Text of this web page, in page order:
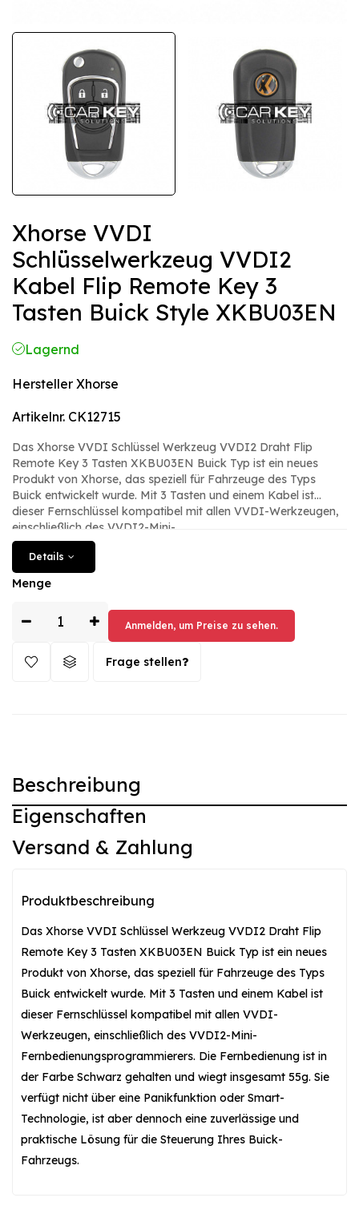
Xhorse VVDI
Schlüsselwerkzeug VVDI2
Kabel Flip Remote Key 3
Tasten Buick Style XKBU03EN
Lagernd
Hersteller Xhorse
Artikelnr. CK12715
Das Xhorse VVDI Schlüssel Werkzeug VVDI2 Draht Flip
Remote Key 3 Tasten XKBU03EN Buick Typ ist ein neues
Produkt von Xhorse, das speziell für Fahrzeuge des Typs
Buick entwickelt wurde. Mit 3 Tasten und einem Kabel ist
dieser Fernschlüssel kompatibel mit allen VVDI-Werkzeugen,
einschließlich des VVDI2-Mini-
Fernbedienungsprogrammierers. Die Fernbedienung ist in der
Farbe Schwarz gehalten und wiegt insgesamt 55g. Sie verfügt
nicht über eine Panikfunktion oder Smart-Technologie, ist aber
dennoch eine zuverlässige und praktische Lösung für die
Steuerung Ihres Buick-Fahrzeugs.
Details
Menge
Anmelden, um Preise zu sehen.
Frage stellen
Beschreibung
Eigenschaften
Versand & Zahlung
Produktbeschreibung
Das Xhorse VVDI Schlüssel Werkzeug VVDI2 Draht Flip
Remote Key 3 Tasten XKBU03EN Buick Typ ist ein neues
Produkt von Xhorse, das speziell für Fahrzeuge des Typs
Buick entwickelt wurde. Mit 3 Tasten und einem Kabel ist
dieser Fernschlüssel kompatibel mit allen VVDI-
Werkzeugen, einschließlich des VVDI2-Mini-
Fernbedienungsprogrammierers. Die Fernbedienung ist in
der Farbe Schwarz gehalten und wiegt insgesamt 55g. Sie
verfügt nicht über eine Panikfunktion oder Smart-
Technologie, ist aber dennoch eine zuverlässige und
praktische Lösung für die Steuerung Ihres Buick-
Fahrzeugs.